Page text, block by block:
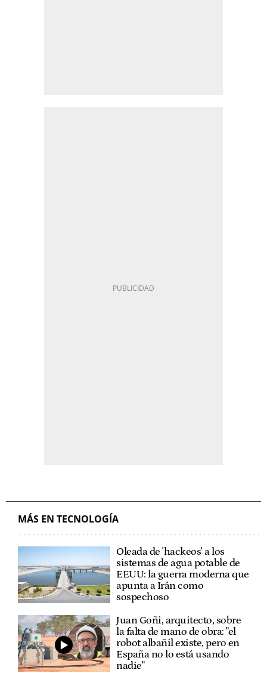
MÁS EN TECNOLOGÍA
Oleada de 'hackeos' a los
sistemas de agua potable de
EEUU: la guerra moderna que
apunta a Irán como
sospechoso
Juan Goñi, arquitecto, sobre
la falta de mano de obra: "el
robot albañil existe, pero en
España no lo está usando
nadie"